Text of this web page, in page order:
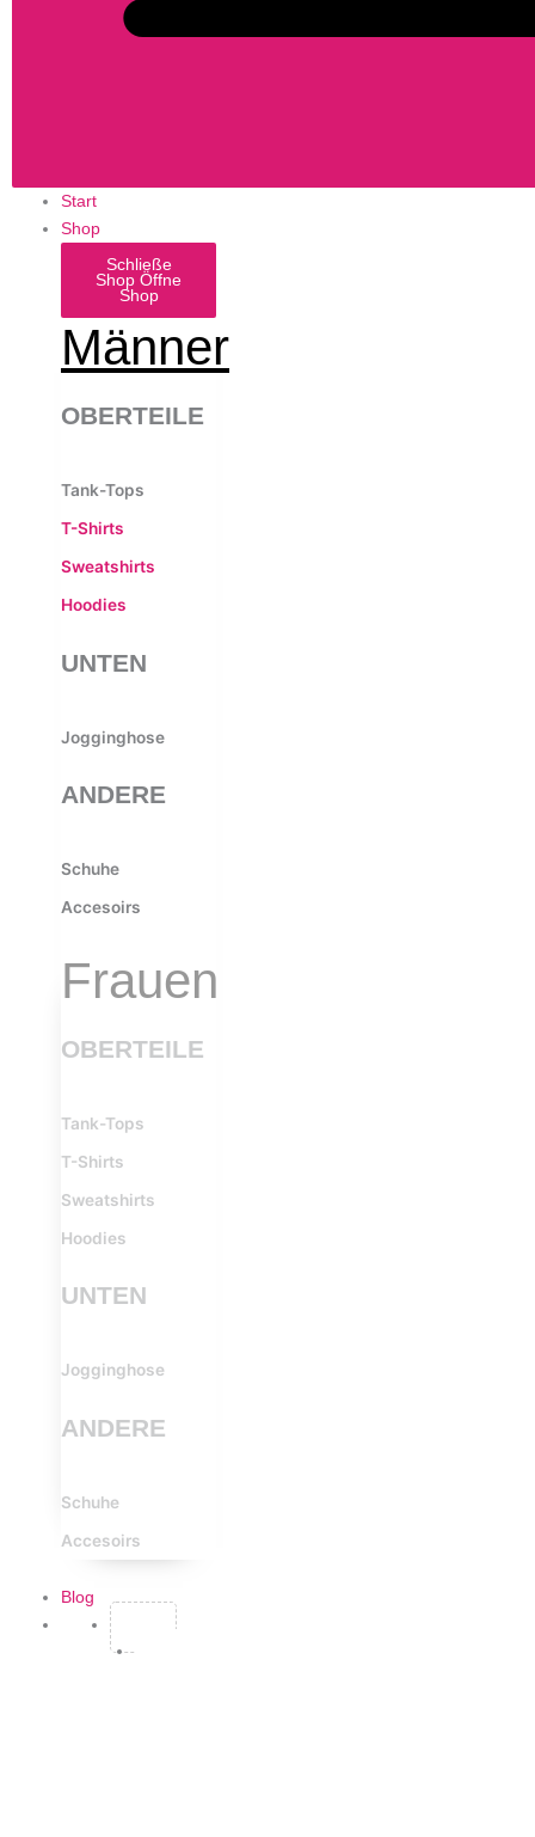
Start
Shop
Schließe
Shop Öffne
Shop
Männer
OBERTEILE
Tank-Tops
T-Shirts
Sweatshirts
Hoodies
UNTEN
Jogginghose
ANDERE
Schuhe
Accesoirs
Frauen
OBERTEILE
Tank-Tops
T-Shirts
Sweatshirts
Hoodies
UNTEN
Jogginghose
ANDERE
Schuhe
Accesoirs
Blog